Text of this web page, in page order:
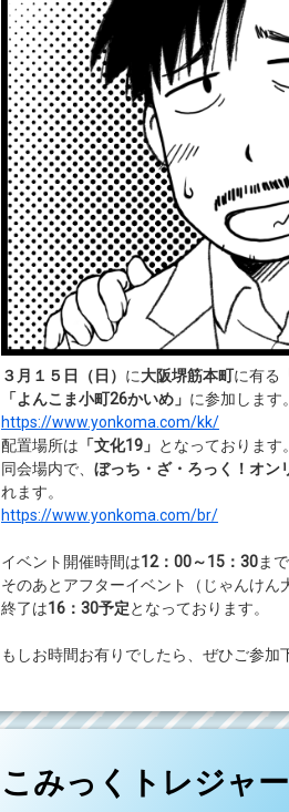
３月１５日（日） に大阪堺筋本町に有る
「よんこま小町26かいめ」 に参加します。
https://www.yonkoma.com/kk/
配置場所は 「文化19」 となっております。
同会場内で、 ぼっち・ざ・ろっく！オン
れます。
https://www.yonkoma.com/br/
イベント開催時間は12：00～15：30まで
そのあとアフターイベント（じゃんけん
終了は16：30予定となっております。
もしお時間お有りでしたら、ぜひご参加
こみっくトレジャ